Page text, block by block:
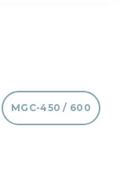
MGC-450 / 600